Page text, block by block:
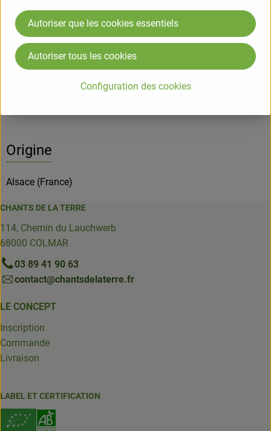
bleuet bleu, rose, rouge et
mauve) sur un fond d'ail
des ours (150 g)
Informations sur les produits
Origine
Alsace (France)
CHANTS DE LA TERRE
114, Chemin du Lauchwerb
68000 COLMAR
03 89 41 90 63
contact@chantsdelaterre.fr
LE CONCEPT
Inscription
Commande
Livraison
LABEL ET CERTIFICATION
Configuration des cookies
Autoriser que les cookies essentiels
Autoriser tous les cookies